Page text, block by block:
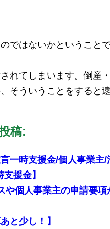
はないかということ
れてしまいます。倒産
そういうことをすると
稿:
一時支援金/個人事業主/
援金】
個人事業主の申請要
と少し！】